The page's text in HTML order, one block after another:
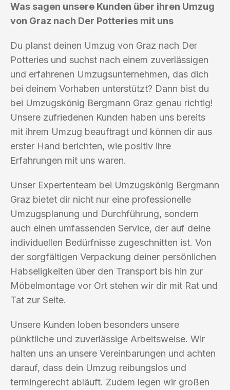
Was sagen unsere Kunden über ihren Umzug
von Graz nach Der Potteries mit uns
Du planst deinen Umzug von Graz nach Der
Potteries und suchst nach einem zuverlässigen
und erfahrenen Umzugsunternehmen, das dich
bei deinem Vorhaben unterstützt? Dann bist du
bei Umzugskönig Bergmann Graz genau richtig!
Unsere zufriedenen Kunden haben uns bereits
mit ihrem Umzug beauftragt und können dir aus
erster Hand berichten, wie positiv ihre
Erfahrungen mit uns waren.
Unser Expertenteam bei Umzugskönig Bergmann
Graz bietet dir nicht nur eine professionelle
Umzugsplanung und Durchführung, sondern
auch einen umfassenden Service, der auf deine
individuellen Bedürfnisse zugeschnitten ist. Von
der sorgfältigen Verpackung deiner persönlichen
Habseligkeiten über den Transport bis hin zur
Möbelmontage vor Ort stehen wir dir mit Rat und
Tat zur Seite.
Unsere Kunden loben besonders unsere
pünktliche und zuverlässige Arbeitsweise. Wir
halten uns an unsere Vereinbarungen und achten
darauf, dass dein Umzug reibungslos und
termingerecht abläuft. Zudem legen wir großen